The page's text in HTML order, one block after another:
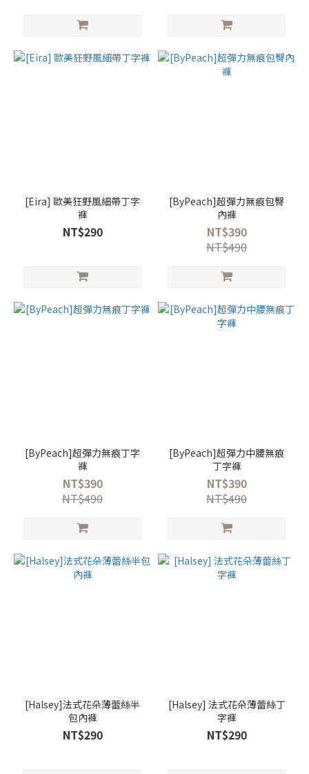
[Eira] 歐美狂野風細帶丁字
褲
NT$290
[ByPeach]超彈力無痕包臀
內褲
NT$390
NT$490
[ByPeach]超彈力無痕丁字
褲
NT$390
NT$490
[ByPeach]超彈力中腰無痕
丁字褲
NT$390
NT$490
[Halsey]法式花朵薄蕾絲半
包內褲
NT$290
[Halsey] 法式花朵薄蕾絲丁
字褲
NT$290